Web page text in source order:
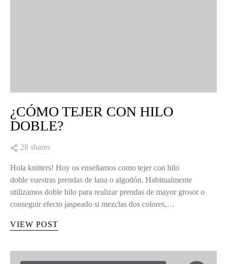
¿CÓMO TEJER CON HILO
DOBLE?
28 shares
Hola knitters! Hoy os enseñamos como tejer con hilo
doble vuestras prendas de lana o algodón. Habitualmente
utilizamos doble hilo para realizar prendas de mayor grosor o
conseguir efecto jaspeado si mezclas dos colores,…
VIEW POST